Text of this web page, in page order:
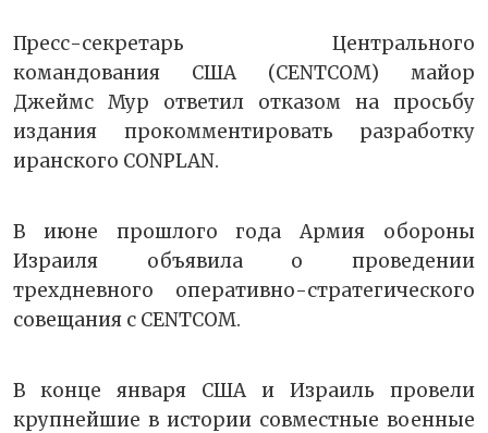
Пресс-секретарь Центрального
командования США (CENTCOM) майор
Джеймс Мур ответил отказом на просьбу
издания прокомментировать разработку
иранского CONPLAN.
В июне прошлого года Армия обороны
Израиля объявила о проведении
трехдневного оперативно-стратегического
совещания с CENTCOM.
В конце января США и Израиль провели
крупнейшие в истории совместные военные